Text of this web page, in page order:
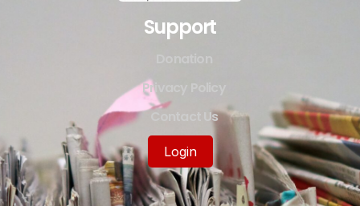
Support
Privacy Policy
Contact Us
Login